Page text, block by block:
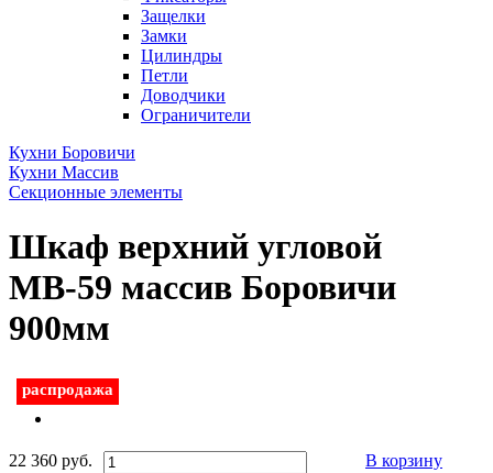
Защелки
Замки
Цилиндры
Петли
Доводчики
Ограничители
Кухни Боровичи
Кухни Массив
Секционные элементы
Шкаф верхний угловой
МВ-59 массив Боровичи
900мм
распродажа
22 360 руб.
В корзину